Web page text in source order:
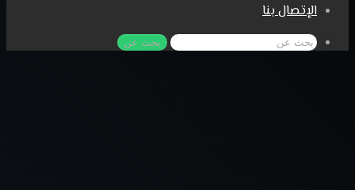
الإتصال بنا
بحث عن